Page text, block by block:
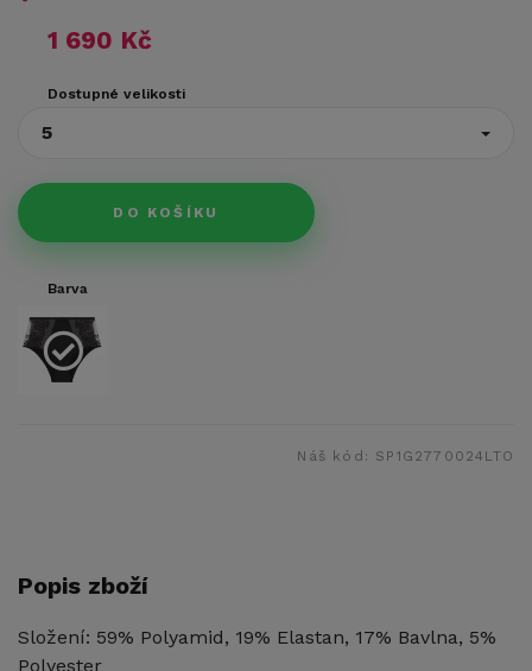
1 690 Kč
Dostupné velikosti
5
DO KOŠÍKU
Barva
Náš kód: SP1G2770024LTO
Popis zboží
Složení: 59% Polyamid, 19% Elastan, 17% Bavlna, 5%
Polyester